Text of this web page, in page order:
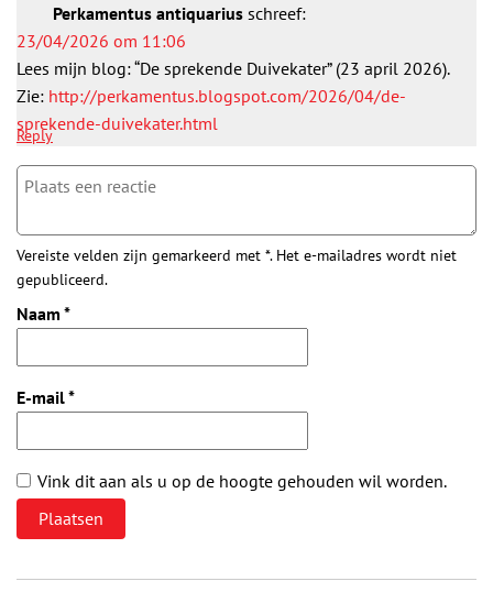
Perkamentus antiquarius schreef:
23/04/2026 om 11:06
Lees mijn blog: “De sprekende Duivekater” (23 april 2026).
Zie: http://perkamentus.blogspot.com/2026/04/de-
sprekende-duivekater.html
Reply
Vereiste velden zijn gemarkeerd met *. Het e-mailadres wordt niet
gepubliceerd.
Naam *
E-mail*
Vink dit aan als u op de hoogte gehouden wil worden.